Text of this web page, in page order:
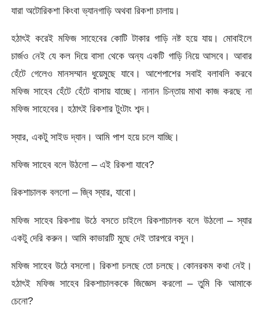
যারা অটোরিকশা কিংবা ভ্যানগাড়ি অথবা রিকশা চালায়।
হঠাৎই করেই মফিজ সাহেবের কোটি টাকার গাড়ি নষ্ট হয়ে যায়। মোবাইলে
চার্জও নেই যে কল দিয়ে বাসা থেকে অন্য একটি গাড়ি নিয়ে আসবে। আবার
হেঁটে গেলেও মানসম্মান ধুয়েমুছে যাবে। আশেপাশের সবাই বলাবলি করবে
মফিজ সাহেব হেঁটে হেঁটে বাসায় যাচ্ছে। নানান চিন্তায় মাথা কাজ করছে না
মফিজ সাহেবের। হঠাৎই রিকশার টুংটাং শব্দ।
স্যার, একটু সাইড দ্যান। আমি পাশ হয়ে চলে যাচ্ছি।
মফিজ সাহেব বলে উঠলো – এই রিকশা যাবে?
রিকশাচালক বললো – জ্বি স্যার, যাবো।
মফিজ সাহেব রিকশায় উঠে বসতে চাইলে রিকশাচালক বলে উঠলো – স্যার
একটু দেরি করুন। আমি কাভারটি মুছে দেই তারপরে বসুন।
মফিজ সাহেব উঠে বসলো। রিকশা চলছে তো চলছে। কোনরকম কথা নেই।
হঠাৎই মফিজ সাহেব রিকশাচালককে জিজ্ঞেস করলো – তুমি কি আমাকে
চেনো?